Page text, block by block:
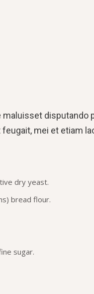
disputando
mei et etiam
dry yeast.
bread flour.
sugar.